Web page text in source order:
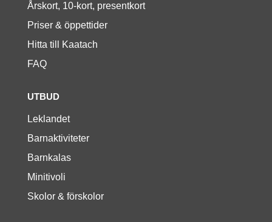
Årskort, 10-kort, presentkort
Priser & öppettider
Hitta till Kaatach
FAQ
UTBUD
Leklandet
Barnaktiviteter
Barnkalas
Minitivoli
Skolor & förskolor